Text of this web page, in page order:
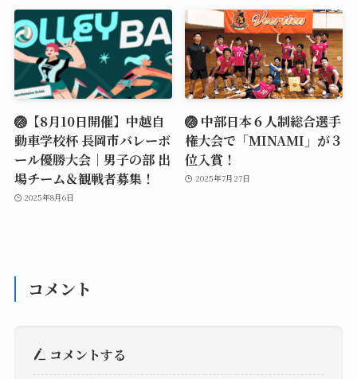
🏐【8月10日開催】中越自
動車学校杯 長岡市バレーボ
ール優勝大会｜男子の部 出
場チーム＆観戦者募集！
2025年8月6日
🏐 中部日本６人制総合選手
権大会で「MINAMI」が３
位入賞！
2025年7月27日
コメント
コメントする